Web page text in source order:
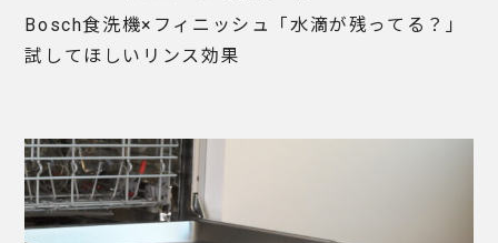
Bosch食洗機×フィニッシュ「水滴が残ってる？」
試してほしいリンス効果